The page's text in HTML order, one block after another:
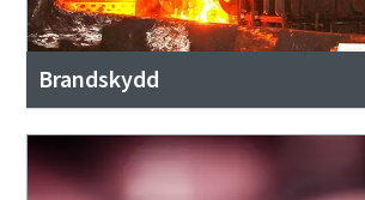
Brandskydd